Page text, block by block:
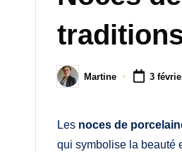
PostedMartine 3
Les noces de
qui symbolise la beauté